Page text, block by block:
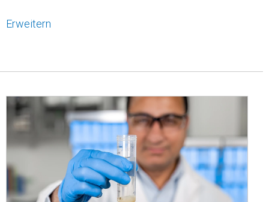
Erweitern